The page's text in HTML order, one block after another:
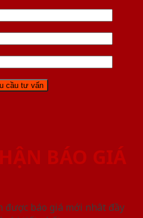
BÁO GIÁ
báo giá mới nhât đầy